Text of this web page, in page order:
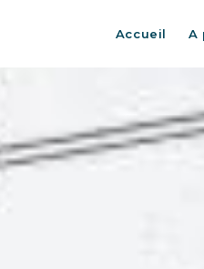
Accueil A